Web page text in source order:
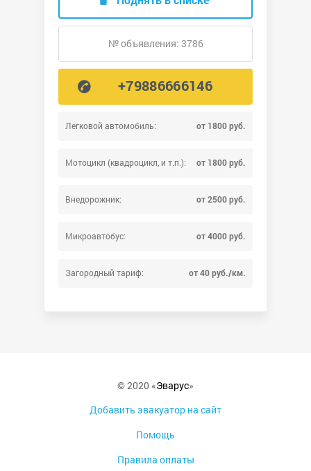
Легковой автомобиль: от 1800 руб.
Мотоцикл (квадроцикл, и т.п.): от 1800 руб.
Внедорожник: от 2500 руб.
Микроавтобус: от 4000 руб.
Загородный тариф: от 40 руб./км.
№ объявления: 3786
+79886666146
© 2020 «Эварус»
Добавить эвакуатор на сайт
Помощь
Правила оплаты